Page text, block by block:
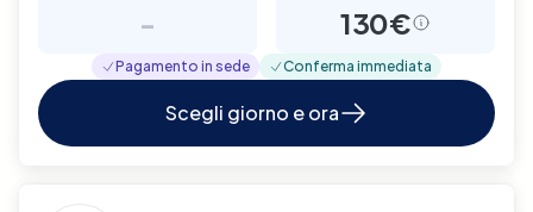
- 130€
Pagamento in sede Conferma immediata
Scegli giorno e ora